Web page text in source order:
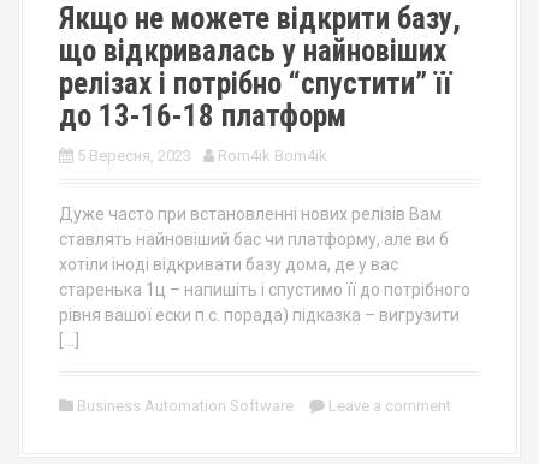
Якщо не можете відкрити базу,
що відкривалась у найновіших
релізах і потрібно “спустити” її
до 13-16-18 платформ
5 Вересня, 2023 Rom4ik Bom4ik
Дуже часто при встановленні нових релізів Вам
ставлять найновіший бас чи платформу, але ви б
хотіли іноді відкривати базу дома, де у вас
старенька 1ц – напишіть і спустимо її до потрібного
рівня вашої ески п.с. порада) підказка – вигрузити
Business Automation Software Leave a comment